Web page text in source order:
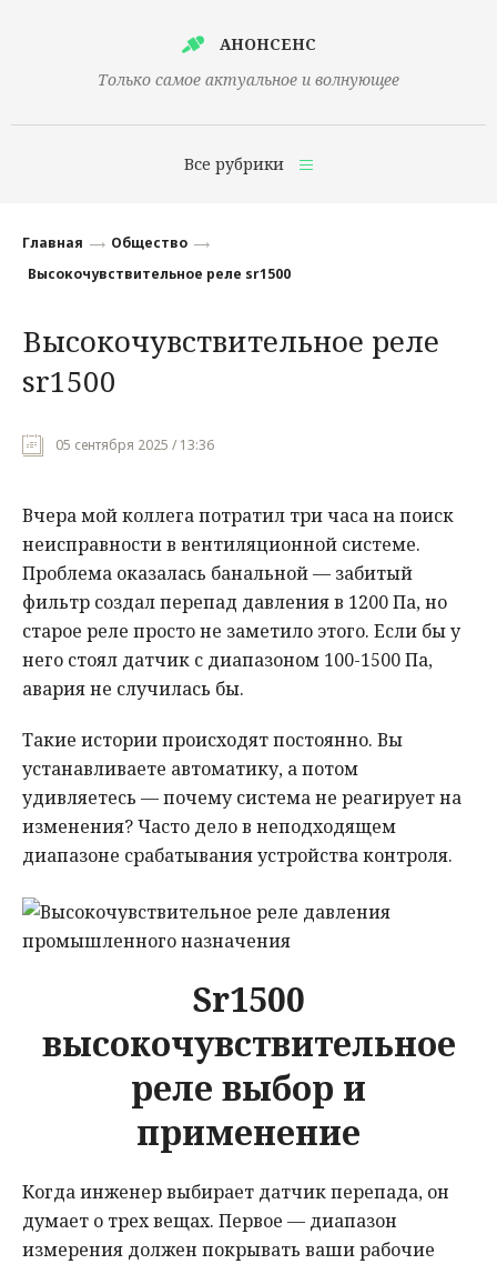
АНОНСЕНС
Только самое актуальное и волнующее
Все рубрики
Финансы
Наука
Культура
Общество
Мнения
Происшествия
Главная
Общество
Высокочувствительное реле sr1500
Высокочувствительное реле
sr1500
05 сентября 2025 / 13:36
Вчера мой коллега потратил три часа на поиск
неисправности в вентиляционной системе.
Проблема оказалась банальной — забитый
фильтр создал перепад давления в 1200 Па, но
старое реле просто не заметило этого. Если бы у
него стоял датчик с диапазоном 100-1500 Па,
авария не случилась бы.
Такие истории происходят постоянно. Вы
устанавливаете автоматику, а потом
удивляетесь — почему система не реагирует на
изменения? Часто дело в неподходящем
диапазоне срабатывания устройства контроля.
Sr1500
высокочувствительное
реле выбор и
применение
Когда инженер выбирает датчик перепада, он
думает о трех вещах. Первое — диапазон
измерения должен покрывать ваши рабочие